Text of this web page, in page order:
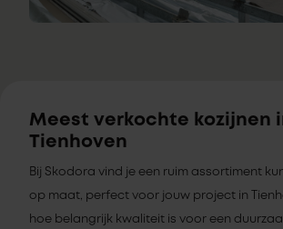
Meest verkochte kozijnen
Tienhoven
Bij Skodora vind je een ruim assortiment
op maat, perfect voor jouw project in
hoe belangrijk kwaliteit is voor een